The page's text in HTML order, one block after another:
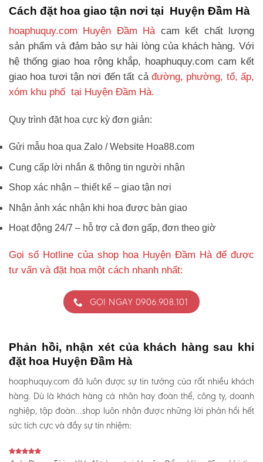
Cách đặt hoa giao tận nơi tại Huyện Đầm Hà
hoaphuquy.com Huyện Đầm Hàcam kết chất lượng
sản phẩm và đảm bảo sự hài lòng của khách hàng. Với
hệ thống giao hoa rộng khắp, hoaphuquy.com cam kết
giao hoa tươi tận nơi đến tất cả đường, phường, tổ, ấp,
xóm khu phố tại Huyện Đầm Hà.
Quy trình đặt hoa cực kỳ đơn giản:
Gửi mẫu hoa qua Zalo / Website Hoa88.com
Cung cấp lời nhắn & thông tin người nhận
Shop xác nhận – thiết kế – giao tận nơi
Nhận ảnh xác nhận khi hoa được bàn giao
Hoạt động 24/7 – hỗ trợ cả đơn gấp, đơn theo giờ
Gọi số Hotline của shop hoa Huyện Đầm Hà để được
tư vấn và đặt hoa một cách nhanh nhất:
GỌI NGAY 0906.908.101
Phản hồi, nhận xét của khách hàng sau khi
đặt hoa Huyện Đầm Hà
hoaphuquy.com đã luôn được sự tin tưởng của rất nhiều khách
hàng. Dù là khách hàng cá nhân hay đoàn thể, công ty, doanh
nghiệp, tập đoàn…shop luôn nhận được những lời phản hồi hết
sức tích cực và đầy sự tín nhiệm: